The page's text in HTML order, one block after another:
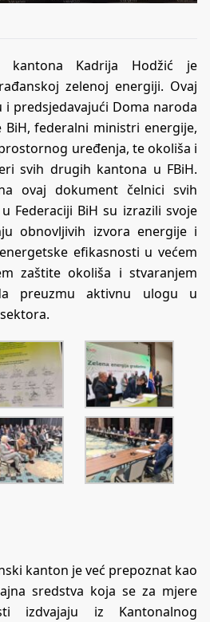
kantona Kadrija Hodžić je
zelenoj energiji. Ovaj
predsjedavajući Doma naroda
BiH, federalni ministri energije,
uređenja, te okoliša i
svih drugih kantona u FBiH.
ovaj dokument čelnici svih
Federaciji BiH su izrazili svoje
obnovljivih izvora energije i
efikasnosti u većem
zaštite okoliša i stvaranjem
preuzmu aktivnu ulogu u
kanton je već prepoznat kao
sredstva koja se za mjere
izdvajaju iz Kantonalnog